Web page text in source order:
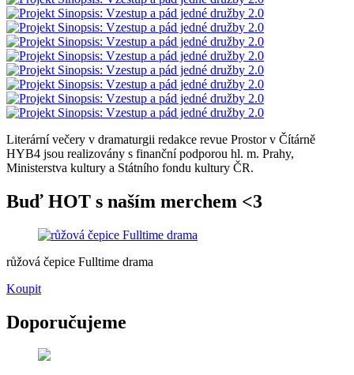
Literární večery v dramaturgii redakce revue Prostor v Čítárně
HYB4 jsou realizovány s finanční podporou hl. m. Prahy,
Ministerstva kultury a Státního fondu kultury ČR.
Buď HOT s naším merchem <3
růžová čepice Fulltime drama
Koupit
Doporučujeme